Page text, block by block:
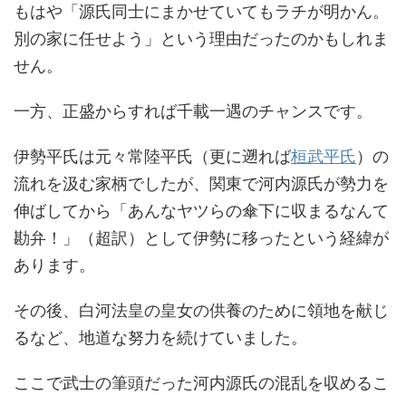
もはや「源氏同士にまかせていてもラチが明かん。
別の家に任せよう」という理由だったのかもしれま
せん。
一方、正盛からすれば千載一遇のチャンスです。
伊勢平氏は元々常陸平氏（更に遡れば桓武平氏）の
流れを汲む家柄でしたが、関東で河内源氏が勢力を
伸ばしてから「あんなヤツらの傘下に収まるなんて
勘弁！」（超訳）として伊勢に移ったという経緯が
あります。
その後、白河法皇の皇女の供養のために領地を献じ
るなど、地道な努力を続けていました。
ここで武士の筆頭だった河内源氏の混乱を収めるこ